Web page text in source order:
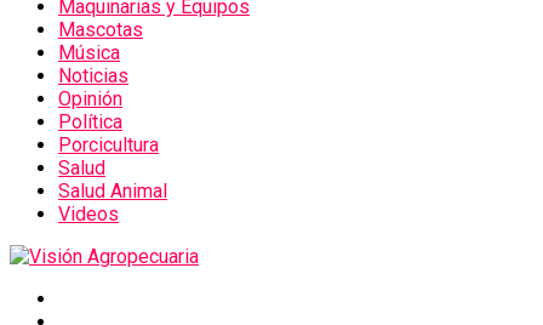
Maquinarias y Equipos
Mascotas
Música
Noticias
Opinión
Política
Porcicultura
Salud
Salud Animal
Videos